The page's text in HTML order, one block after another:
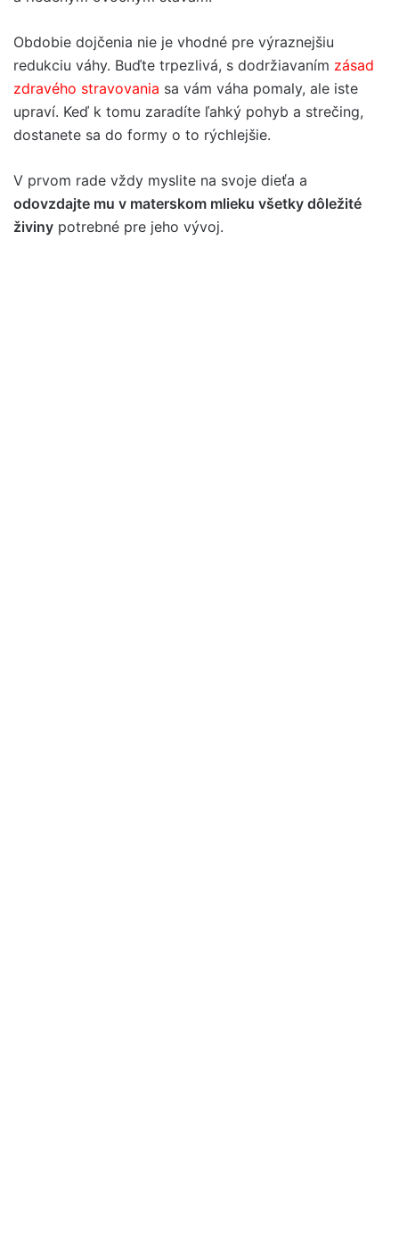
Obdobie dojčenia nie je vhodné pre výraznejšiu
redukciu váhy. Buďte trpezlivá, s dodržiavaním zásad
zdravého stravovania sa vám váha pomaly, ale iste
upraví. Keď k tomu zaradíte ľahký pohyb a strečing,
dostanete sa do formy o to rýchlejšie.
V prvom rade vždy myslite na svoje dieťa a
odovzdajte mu v materskom mlieku všetky dôležité
živiny potrebné pre jeho vývoj.